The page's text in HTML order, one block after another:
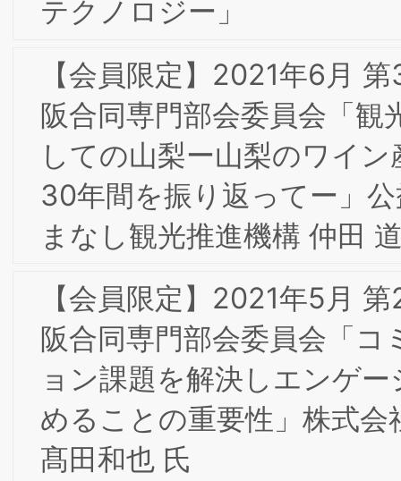
HOME 研究所概要 お問合せ
個人情報保護
サイトマップ
「ブランド戦略経営研究所」および「BSMI」は
般社団法人ブランド戦略経営研究所の登録商標で
す。
大阪事務局：〒532-0011 大阪市淀川区西中島7-
17 新大阪上野東洋ビル3階
東京事務局：〒103-0025 東京都中央区日本橋茅
町1-8-5 KKビル3F
Web site:https://www.brand-si.com/
Copyright ©2026 一般社団法人 ブランド戦略経営研究所
All Rights Reserved.